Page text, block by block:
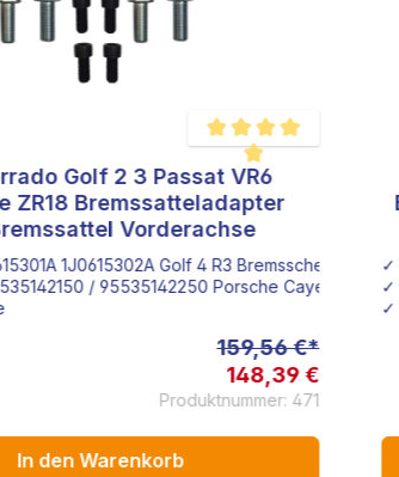
S3 Bremssattel
Durchschnittliche
Golf 2 3 Passat VR6
ZR18 Bremssatteladapter
Vorderachse
1J0615302A Golf 4 R3 Bremsscheibe
/ 95535142250 Porsche Cayenne/
159,56 €*
148,39 €
Produktnummer: 471
In den Warenkorb
✓
✓
✓